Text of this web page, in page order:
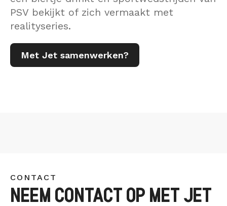
PSV bekijkt of zich vermaakt met
realityseries.
Met Jet samenwerken?
CONTACT
NEEM CONTACT OP MET JET